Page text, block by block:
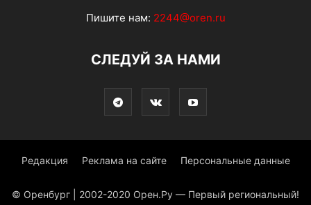
Пишите нам: 2244@oren.ru
СЛЕДУЙ ЗА НАМИ
Редакция Реклама на сайте Персональные данные
© Оренбург | 2002-2020 Орен.Ру — Первый региональный!